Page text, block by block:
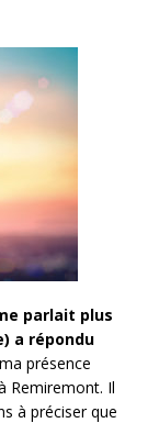
parlait plus
a répondu
présence
Remiremont. Il
à préciser que